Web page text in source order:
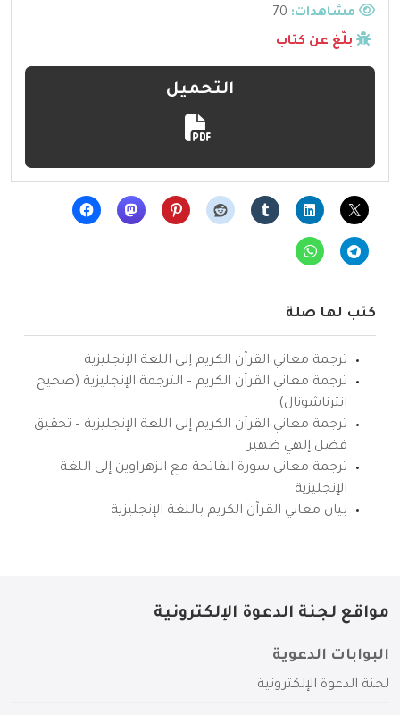
مشاهدات:
بلّغ عن كتاب
التحميل
كتب لها صلة
ترجمة معاني القرآن الكريم إلى اللغة الإنجليزية
ترجمة معاني القرآن الكريم – الترجمة الإنجليزية (صحيح
انترناشونال)
ترجمة معاني القرآن الكريم إلى اللغة الإنجليزية – تحقيق
فضل إلهي ظهير
ترجمة معاني سورة الفاتحة مع الزهراوين إلى اللغة
الإنجليزية
بيان معاني القرآن الكريم باللغة الإنجليزية
مواقع لجنة الدعوة الإلكترونية
البوابات الدعوية
لجنة الدعوة الإلكترونية